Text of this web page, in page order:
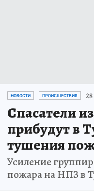
НОВОСТИ ПРОИСШЕСТВИЯ
Спасатели
прибудут в
тушения
Усиление
пожара на НПЗ в